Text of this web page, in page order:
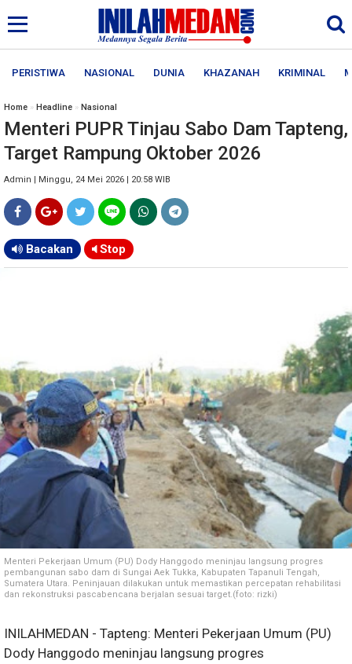
PERISTIWA NASIONAL DUNIA KHAZANAH KRIMINAL
Home » Headline » Nasional
Menteri PUPR Tinjau Sabo Dam Tapteng,
Target Rampung Oktober 2026
Admin | Minggu, 24 Mei 2026 | 20:58 WIB
Bacakan Stop
Menteri Pekerjaan Umum (PU) Dody Hanggodo meninjau langsung progres
pembangunan sabo dam di Sungai Aek Tukka, Kabupaten Tapanuli Tengah,
Sumatera Utara. Peninjauan dilakukan untuk memastikan percepatan rehabilitasi
dan rekonstruksi pascabencana berjalan sesuai target.(foto: rizki)
INILAHMEDAN - Tapteng: Menteri Pekerjaan Umum (PU)
Dody Hanggodo meninjau langsung progres